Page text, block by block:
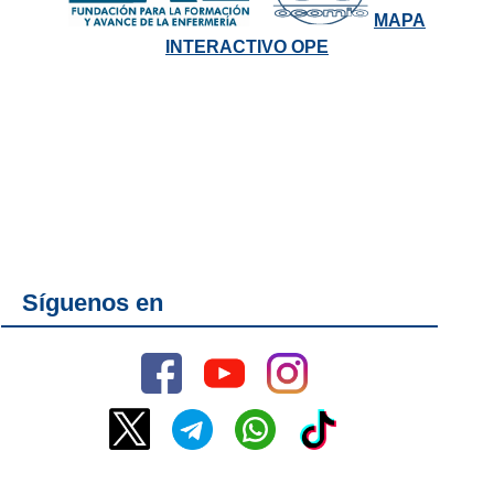
MAPA
INTERACTIVO OPE
Síguenos en